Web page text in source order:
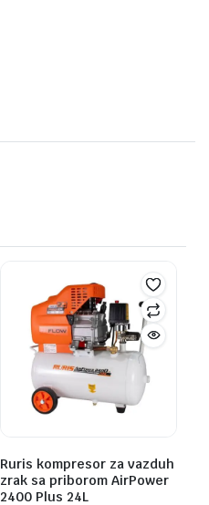
Ruris kompresor za vazduh
zrak sa priborom AirPower
2400 Plus 24L